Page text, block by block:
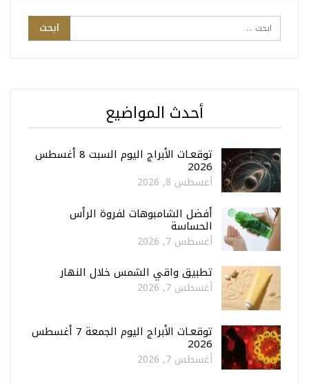
أحدث المواضيع
توقعـات الأبراج اليوم السبت 8 أغسطس
2026
أغسطس 8, 2026
أفضل الشامبوهات لفروة الرأس
الحساسة
أغسطس 7, 2026
تطبيق واقي الشمس خلال النهار
أغسطس 7, 2026
توقعـات الأبراج اليوم الجمعة 7 أغسطس
2026
أغسطس 7, 2026